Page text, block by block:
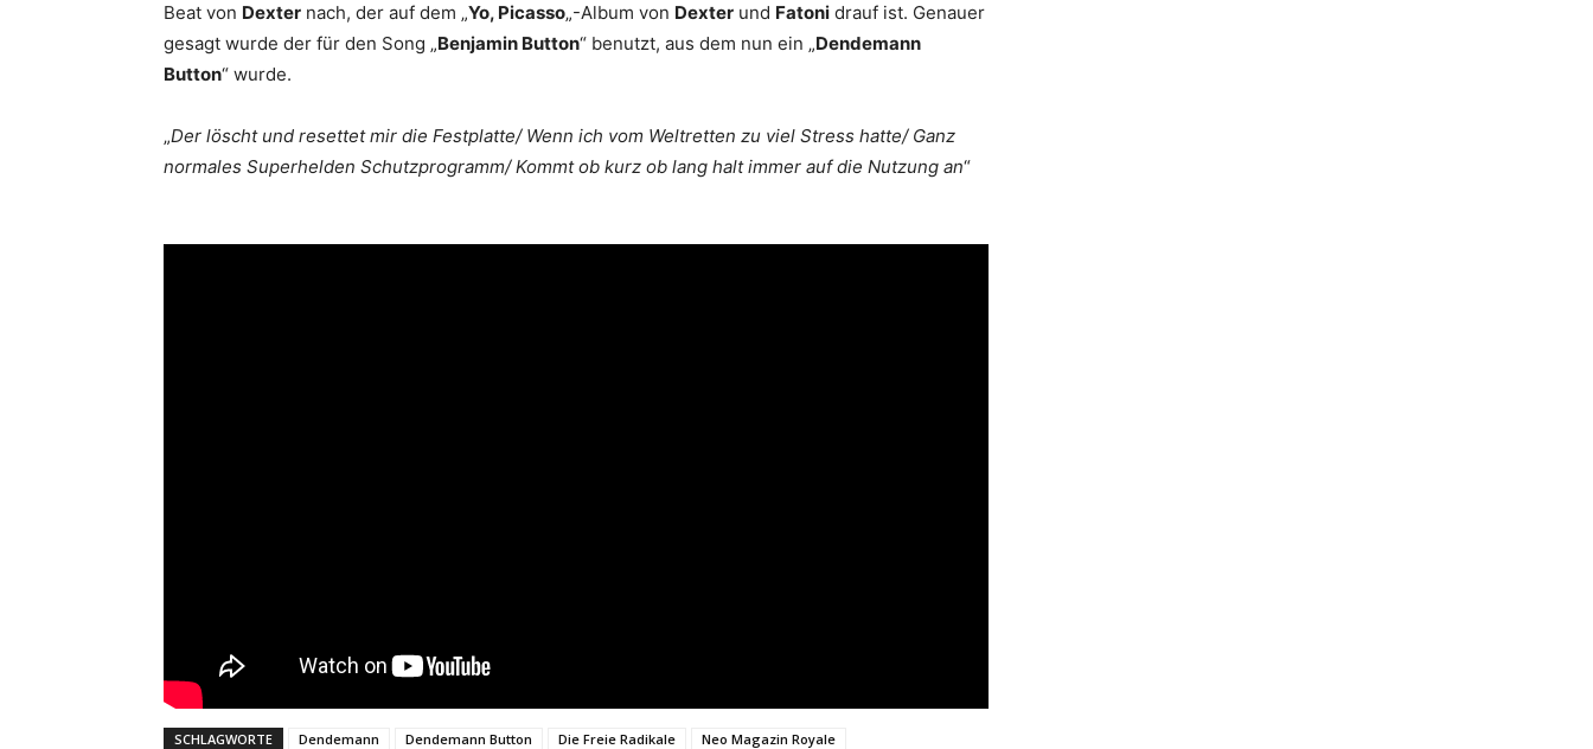
Beat von Dexter nach, der auf dem „Yo, Picasso„-Album von Dexter und Fatoni drauf ist. Genauer
gesagt wurde der für den Song „Benjamin Button“ benutzt, aus dem nun ein „Dendemann
Button“ wurde.
„Der löscht und resettet mir die Festplatte/ Wenn ich vom Weltretten zu viel Stress hatte/ Ganz
normales Superhelden Schutzprogramm/ Kommt ob kurz ob lang halt immer auf die Nutzung an“
SCHLAGWORTE Dendemann Dendemann Button Die Freie Radikale Neo Magazin Royale